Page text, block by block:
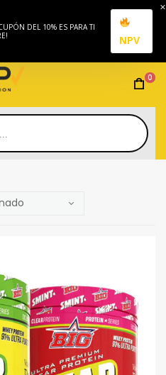
DEL 10% ES PARA TI
NPV
0